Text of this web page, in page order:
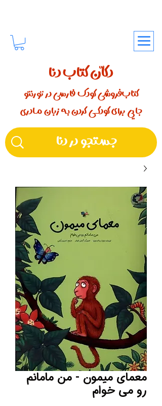
دکّان کتاب دنا
کتاب‌فروشی کودک فارسی در تورنتو
جایی برای کودکـــی کردن بـه زبان مـادری
معمای میمون - من مامانم
رو می خوام